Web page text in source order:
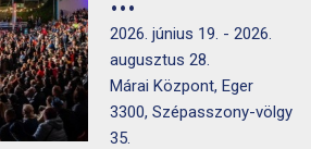
2026. június 19. - 2026.
augusztus 28.
Márai Központ, Eger
3300, Szépasszony-völgy
35.